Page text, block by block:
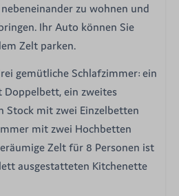
zu wohnen und
Ihr Auto können Sie
Zelt parken.
gemütliche Schlafzimmer: ein
ein zweites
Stock mit zwei Einzelbetten
mit zwei Hochbetten
Zelt für 8 Personen ist
ausgestatteten Kitchenette